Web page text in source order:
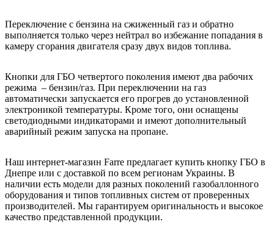
Переключение с бензина на сжиженный газ и обратно
выполняется только через нейтрал во избежание попадания в
камеру сгорания двигателя сразу двух видов топлива.
Кнопки для ГБО четвертого поколения имеют два рабочих
режима – бензин/газ. При переключении на газ
автоматически запускается его прогрев до установленной
электроникой температуры. Кроме того, они оснащены
светодиодными индикаторами и имеют дополнительный
аварийный режим запуска на пропане.
Наш интернет-магазин Farre предлагает купить кнопку ГБО в
Днепре или с доставкой по всем регионам Украины. В
наличии есть модели для разных поколений газобаллонного
оборудования и типов топливных систем от проверенных
производителей. Мы гарантируем оригинальность и высокое
качество представленной продукции.